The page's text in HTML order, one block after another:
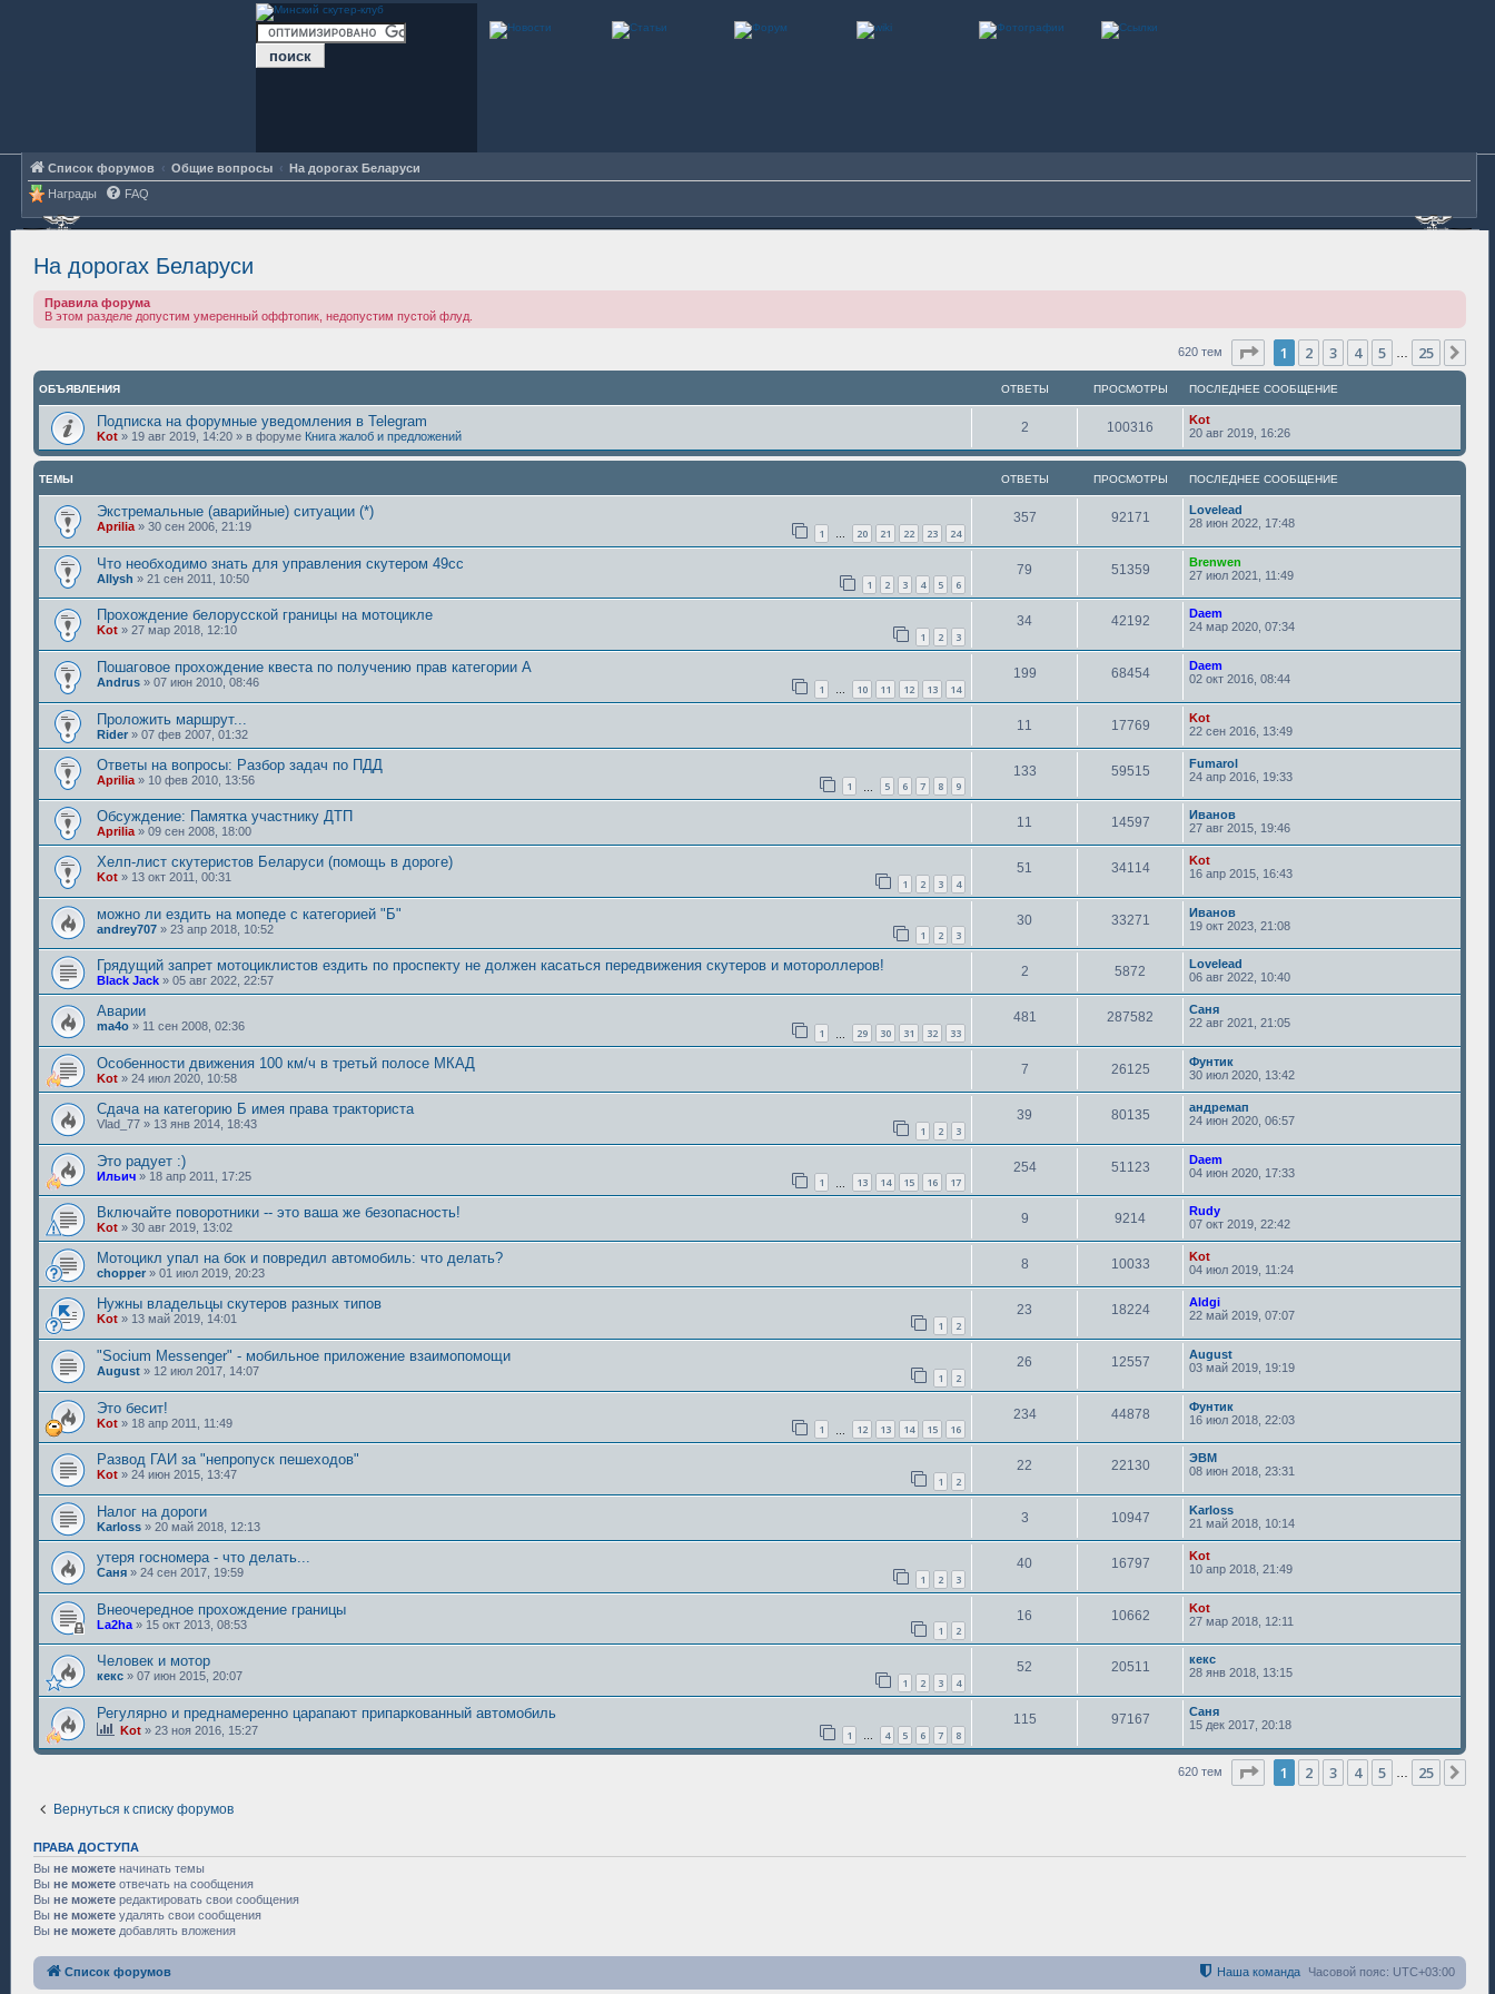
Список форумов Общие вопросы
На дорогах Беларуси
Награды
FAQ
На дорогах Беларуси
Правила форума
В этом разделе допустим умеренный оффтопик, недопустим пустой флуд.
620 тем Страница из 25
1 2 3 4 5 25
ОБЪЯВЛЕНИЯ ОТВЕТЫ ПРОСМОТРЫ ПОСЛЕДНЕЕ СООБЩЕНИЕ
Подписка на форумные уведомления в Telegram
Kot » 19 авг 2019, 14:20 » в форуме Книга жалоб и предложений
2 100316
Kot
20 авг 2019, 16:26
ТЕМЫ ОТВЕТЫ ПРОСМОТРЫ ПОСЛЕДНЕЕ СООБЩЕНИЕ
Экстремальные (аварийные) ситуации (*)
Aprilia » 30 сен 2006, 21:19 1 … 20 21 22 23 24
357 92171
Lovelead
28 июн 2022, 17:48
Что необходимо знать для управления скутером 49сс
Allysh » 21 сен 2011, 10:50 1 2 3 4 5 6
79 51359
Brenwen
27 июл 2021, 11:49
Прохождение белорусской границы на мотоцикле
Kot » 27 мар 2018, 12:10 1 2 3
34 42192
Daem
24 мар 2020, 07:34
Пошаговое прохождение квеста по получению прав категории А
Andrus » 07 июн 2010, 08:46 1 … 10 11 12 13 14
199 68454
Daem
02 окт 2016, 08:44
Проложить маршрут...
Rider » 07 фев 2007, 01:32
11 17769
Kot
22 сен 2016, 13:49
Ответы на вопросы: Разбор задач по ПДД
Aprilia » 10 фев 2010, 13:56 1 5 6 7 8 9
133 59515
Fumarol
24 апр 2016, 19:33
Обсуждение: Памятка участнику ДТП
Aprilia » 09 сен 2008, 18:00
11 14597
Иванов
27 авг 2015, 19:46
Хелп-лист скутеристов Беларуси (помощь в дороге)
Kot » 13 окт 2011, 00:31 1 2 3 4
51 34114
Kot
16 апр 2015, 16:43
можно ли ездить на мопеде с категорией "Б"
andrey707 » 23 апр 2018, 10:52 1 2 3
30 33271
Иванов
19 окт 2023, 21:08
Грядущий запрет мотоциклистов ездить по проспекту не должен касаться передвижения скутеров и мотороллеров!
Black Jack » 05 авг 2022, 22:57
2 5872
Lovelead
06 авг 2022, 10:40
Аварии
ma4o » 11 сен 2008, 02:36 1 29 30 31 32 33
481 287582
Саня
22 авг 2021, 21:05
Особенности движения 100 км/ч в третьй полосе МКАД
Kot » 24 июл 2020, 10:58
7 26125
Фунтик
30 июл 2020, 13:42
Сдача на категорию Б имея права тракториста
Vlad_77 » 13 янв 2014, 18:43 1 2 3
39 80135
андремап
24 июн 2020, 06:57
Это радует :)
Ильич » 18 апр 2011, 17:25 1 13 14 15 16 17
254 51123
Daem
04 июн 2020, 17:33
Включайте поворотники -- это ваша же безопасность!
Kot » 30 авг 2019, 13:02
9 9214
Rudy
07 окт 2019, 22:42
Мотоцикл упал на бок и повредил автомобиль: что делать?
chopper » 01 июл 2019, 20:23
8 10033
Kot
04 июл 2019, 11:24
Нужны владельцы скутеров разных типов
Kot » 13 май 2019, 14:01 1 2
23 18224
Aldgi
22 май 2019, 07:07
"Socium Messenger" - мобильное приложение взаимопомощи
August » 12 июл 2017, 14:07 1 2
26 12557
August
03 май 2019, 19:19
Это бесит!
Kot » 18 апр 2011, 11:49 1 12 13 14 15 16
234 44878
Фунтик
16 июл 2018, 22:03
Развод ГАИ за "непропуск пешеходов"
Kot » 24 июн 2015, 13:47 1 2
22 22130
ЭВМ
08 июн 2018, 23:31
Налог на дороги
Karloss » 20 май 2018, 12:13
3 10947
Karloss
21 май 2018, 10:14
утеря госномера - что делать...
Саня » 24 сен 2017, 19:59 1 2 3
40 16797
Kot
10 апр 2018, 21:49
Внеочередное прохождение границы
La2ha » 15 окт 2013, 08:53 1 2
16 10662
Kot
27 мар 2018, 12:11
Человек и мотор
кекс » 07 июн 2015, 20:07 1 2 3 4
52 20511
кекс
28 янв 2018, 13:15
Регулярно и преднамеренно царапают припаркованный автомобиль
Kot » 23 ноя 2016, 15:27 1 4 5 6 7 8
115 97167
Саня
15 дек 2017, 20:18
620 тем Страница из 25
1 2 3 4 5 25
Вернуться к списку форумов
ПРАВА ДОСТУПА
Вы не можете начинать темы
Вы не можете отвечать на сообщения
Вы не можете редактировать свои сообщения
Вы не можете удалять свои сообщения
Вы не можете добавлять вложения
Список форумов Часовой пояс: UTC+03:00
Наша команда